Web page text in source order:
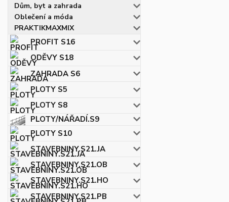
Dům, byt a zahrada
Oblečení a móda
PRAKTIKMAXMIX
PROFIT S16
ODĚVY S18
ZAHRADA S6
PLOTY S5
PLOTY S8
PLOTY/NÁŘADÍ.S9
PLOTY S10
STAVEBNINY.S21.JA
STAVEBNINY.S21.OB
STAVEBNINY.S21.HO
STAVEBNINY.S21.PB